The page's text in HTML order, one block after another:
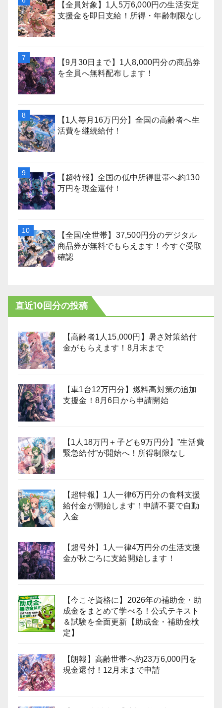
【全員対象】1人5万6,000円の生活安定
支援金を即日支給！所得・年齢制限なし
【9月30日まで】1人8,000円分の商品券
を全員へ無料配布します！
【1人毎月16万円分】全国の高齢者へ生
活費を継続給付！
【超特報】全国の低中所得世帯へ約130
万円を現金還付！
【全国/全世帯】37,500円分のデジタル
商品券が無料でもらえます！今すぐ受取
確認
直近10回分の投稿
【高齢者1人15,000円】暑さ対策給付
金がもらえます！8月末まで
【車1台12万円分】燃料高対策の追加
支援金！8月6日から申請開始
【1人18万円＋子ども9万円分】”生活費
緊急給付”が開始へ！所得制限なし
【超特報】1人一律6万円分の食料支援
給付金が開始します！申請不要で自動
入金
【超号外】1人一律4万円分の生活支援
金が秋ごろに支給開始します！
【今こそ資格に】2026年の補助金・助
成金をまとめて学べる！公式テキスト
＆試験を全面更新【助成金・補助金検
定】
【朗報】高齢世帯へ約23万6,000円を
現金還付！12月末まで申請